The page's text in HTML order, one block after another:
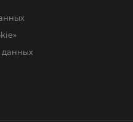
данных